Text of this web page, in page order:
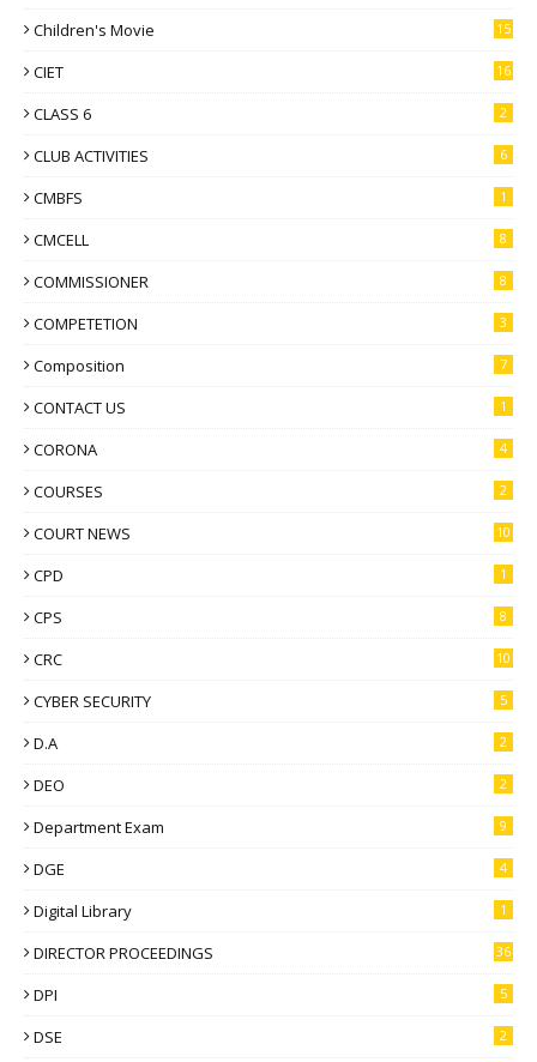
Children's Movie 15
CIET 16
CLASS 6 2
CLUB ACTIVITIES 6
CMBFS 1
CMCELL 8
COMMISSIONER 8
COMPETETION 3
Composition 7
CONTACT US 1
CORONA 4
COURSES 2
COURT NEWS 10
CPD 1
CPS 8
CRC 10
CYBER SECURITY 5
D.A 2
DEO 2
Department Exam 9
DGE 4
Digital Library 1
DIRECTOR PROCEEDINGS 36
DPI 5
DSE 2